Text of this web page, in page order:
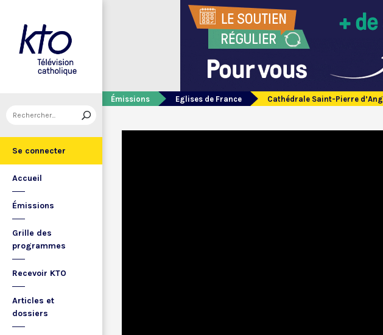
Se connecter
Accueil
Émissions
Grille des
programmes
Recevoir KTO
Articles et
dossiers
Émissions Eglises de France Cathédrale Saint-Pierre